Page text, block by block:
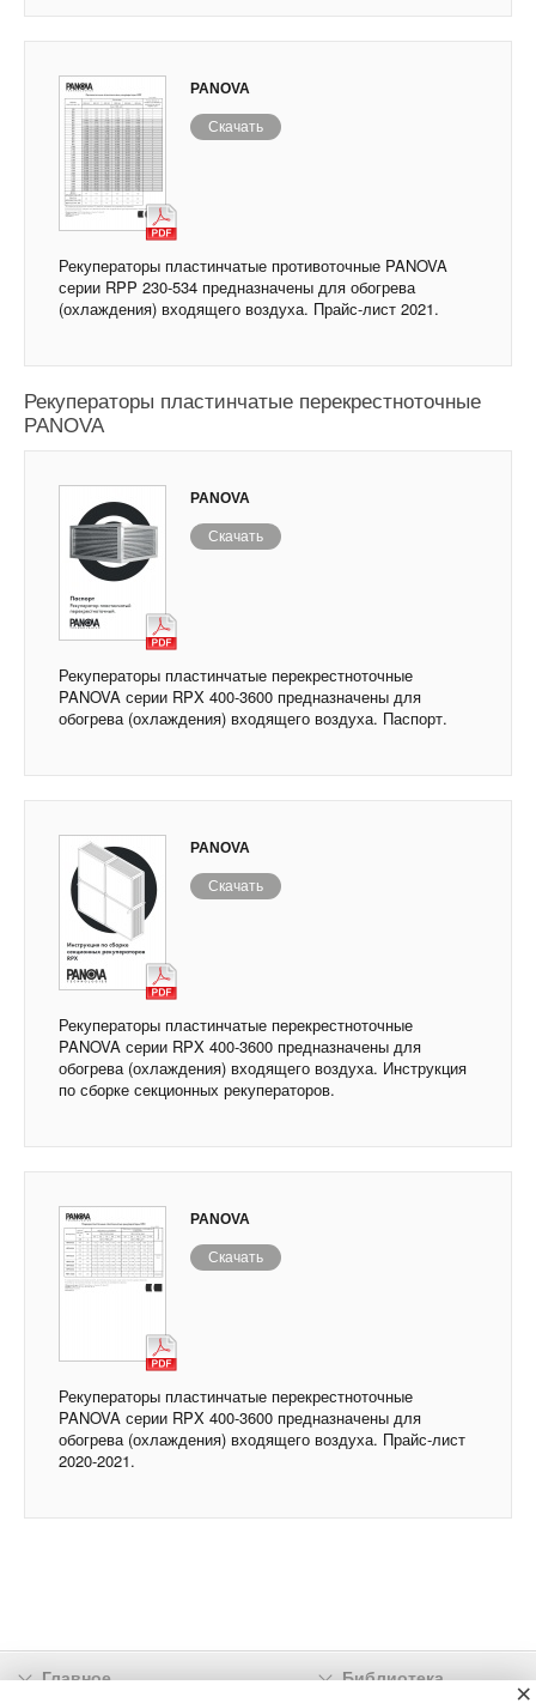
PANOVA
Скачать
Рекуператоры пластинчатые противоточные PANOVA
серии RPP 230-534 предназначены для обогрева
(охлаждения) входящего воздуха. Прайс-лист 2021.
Рекуператоры пластинчатые перекрестноточные
PANOVA
PANOVA
Скачать
Рекуператоры пластинчатые перекрестноточные
PANOVA серии RPX 400-3600 предназначены для
обогрева (охлаждения) входящего воздуха. Паспорт.
PANOVA
Скачать
Рекуператоры пластинчатые перекрестноточные
PANOVA серии RPX 400-3600 предназначены для
обогрева (охлаждения) входящего воздуха. Инструкция
по сборке секционных рекуператоров.
PANOVA
Скачать
Рекуператоры пластинчатые перекрестноточные
PANOVA серии RPX 400-3600 предназначены для
обогрева (охлаждения) входящего воздуха. Прайс-лист
2020-2021.
Главное Библиотека ×